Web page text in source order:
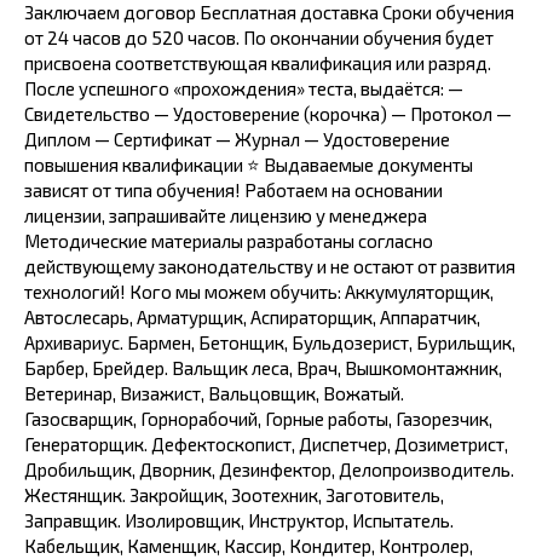
Заключаем договор Бесплатная доставка Сроки обучения
от 24 часов до 520 часов. По окончании обучения будет
присвоена соответствующая квалификация или разряд.
После успешного «прохождения» теста, выдаётся: —
Свидетельство — Удостоверение (корочка) — Протокол —
Диплом — Сертификат — Журнал — Удостоверение
повышения квалификации ⭐️ Выдаваемые документы
зависят от типа обучения! Работаем на основании
лицензии, запрашивайте лицензию у менеджера
Методические материалы разработаны согласно
действующему законодательству и не остают от развития
технологий! Кого мы можем обучить: Аккумуляторщик,
Автослесарь, Арматурщик, Аспираторщик, Аппаратчик,
Архивариус. Бармен, Бетонщик, Бульдозерист, Бурильщик,
Барбер, Брейдер. Вальщик леса, Врач, Вышкомонтажник,
Ветеринар, Визажист, Вальцовщик, Вожатый.
Газосварщик, Горнорабочий, Горные работы, Газорезчик,
Генераторщик. Дефектоскопист, Диспетчер, Дозиметрист,
Дробильщик, Дворник, Дезинфектор, Делопроизводитель.
Жестянщик. Закройщик, Зоотехник, Заготовитель,
Заправщик. Изолировщик, Инструктор, Испытатель.
Кабельщик, Каменщик, Кассир, Кондитер, Контролер,